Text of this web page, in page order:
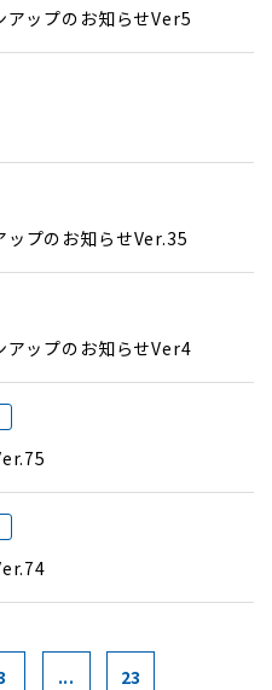
アップのお知らせVer5
ップのお知らせVer.35
アップのお知らせVer4
... 23